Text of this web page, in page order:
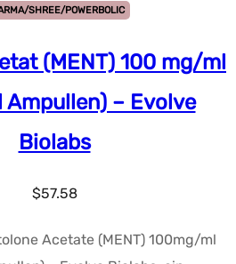
SHREE/POWERBOLIC
(MENT) 100 mg/ml
Ampullen) – Evolve
Biolabs
$57.58
Acetate (MENT) 100mg/ml